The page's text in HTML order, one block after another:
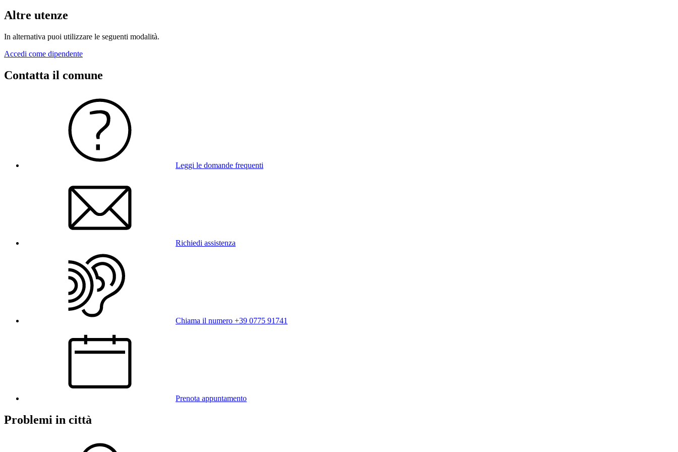
Altre utenze
In alternativa puoi utilizzare le seguenti modalità.
Accedi come dipendente
Contatta il comune
Leggi le domande frequenti
Richiedi assistenza
Chiama il numero +39 0775 91741
Prenota appuntamento
Problemi in città